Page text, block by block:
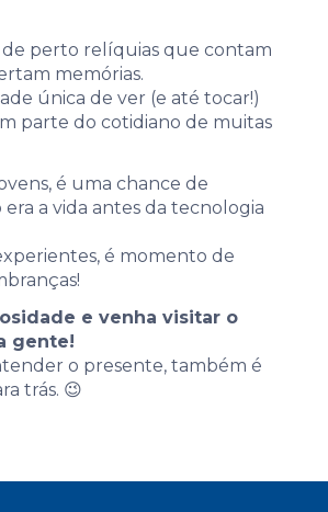
perto relíquias que contam
memórias.
única de ver (e até tocar!)
parte do cotidiano de muitas
é uma chance de
a vida antes da tecnologia
é momento de
e venha visitar o
gente!
o presente, também é
trás. 😉